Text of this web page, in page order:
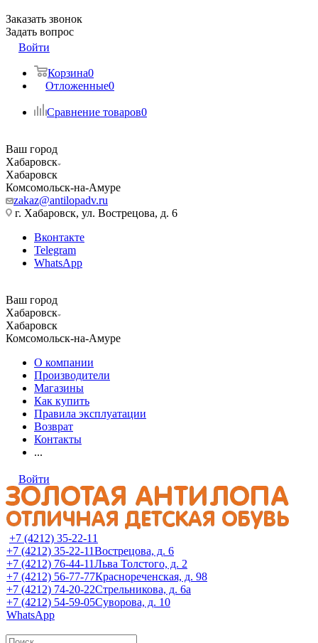
Заказать звонок
Задать вопрос
Войти
Корзина0
Отложенные0
Сравнение товаров0
Ваш город
Хабаровск
Хабаровск
Комсомольск-на-Амуре
zakaz@antilopadv.ru
г. Хабаровск, ул. Вострецова, д. 6
Вконтакте
Telegram
WhatsApp
Ваш город
Хабаровск
Хабаровск
Комсомольск-на-Амуре
О компании
Производители
Магазины
Как купить
Правила эксплуатации
Возврат
Контакты
...
Войти
+7 (4212) 35-22-11
+7 (4212) 35-22-11Вострецова, д. 6
+7 (4212) 76-44-11Льва Толстого, д. 2
+7 (4212) 56-77-77Краснореченская, д. 98
+7 (4212) 74-20-22Стрельникова, д. 6а
+7 (4212) 54-59-05Суворова, д. 10
WhatsApp